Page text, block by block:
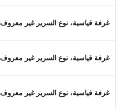
غرفة قياسية، نوع السرير غير معروف
غرفة قياسية، نوع السرير غير معروف
غرفة قياسية، نوع السرير غير معروف